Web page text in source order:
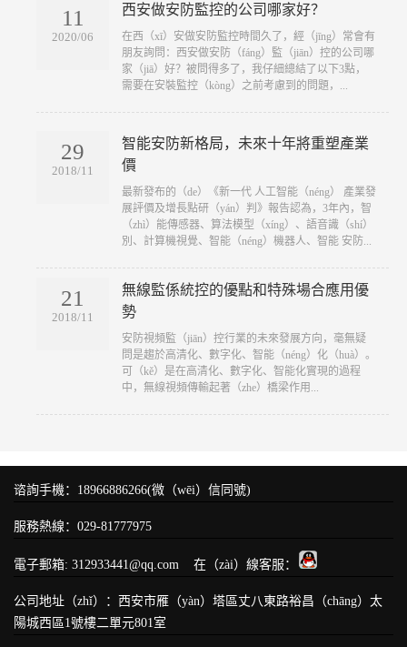
11
2020/06
西安做安防監控的公司哪家好？
​在西（xī）安做安防監控時間久了，經（jīng）常會有
朋友詢問：西安做安防（fáng）監（jiān）控的公司哪
家（jiā）好？被問得多了，我仔細總結了以下3點，
需要在安裝監控（kòng）之前考慮到的問題，...
29
2018/11
智能安防新格局，未來十年將重塑產業
價
​最新發布的（de）《新一代 人工智能（néng） 產業發
展評價及增長點研（yán）判》報告認為，3年內，智
（zhì）能傳感器、算法模型（xíng）、語音識（shí）
別、計算機視覺、智能（néng）機器人、智能 安防...
21
2018/11
無線監係統控的優點和特殊場合應用優
勢
​安防視頻監（jiān）控行業的未來發展方向，毫無疑
問是趨於高清化、數字化、智能（néng）化（huà）。
可（kě）是在高清化、數字化、智能化實現的過程
中，無線視頻傳輸起著（zhe）橋梁作用...
谘詢手機：18966886266(微（wēi）信同號)
服務熱線：029-81777975
電子郵箱: 312933441@qq.com 在（zài）線客服：
公司地址（zhǐ）：西安市雁（yàn）塔區丈八東路裕昌（chāng）太
陽城西區1號樓二單元801室